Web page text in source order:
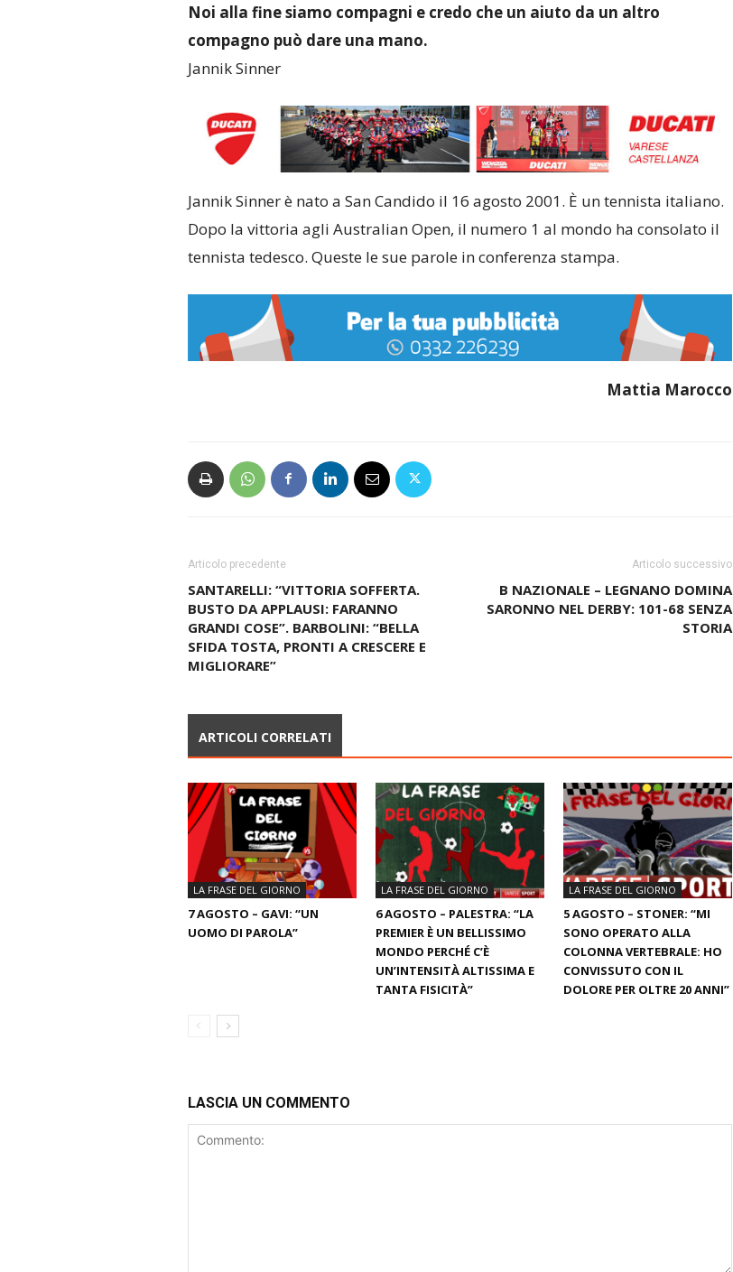
Noi alla fine siamo compagni e credo che un aiuto da un altro
compagno può dare una mano.
Jannik Sinner
Jannik Sinner è nato a San Candido il 16 agosto 2001. È un tennista italiano.
Dopo la vittoria agli Australian Open, il numero 1 al mondo ha consolato il
tennista tedesco. Queste le sue parole in conferenza stampa.
Mattia Marocco
Articolo precedente
SANTARELLI: “VITTORIA SOFFERTA.
BUSTO DA APPLAUSI: FARANNO
GRANDI COSE”. BARBOLINI: “BELLA
SFIDA TOSTA, PRONTI A CRESCERE E
MIGLIORARE”
Articolo successivo
B NAZIONALE – LEGNANO DOMINA
SARONNO NEL DERBY: 101-68 SENZA
STORIA
ARTICOLI CORRELATI
LA FRASE DEL GIORNO
7 AGOSTO – GAVI: “UN
UOMO DI PAROLA”
LA FRASE DEL GIORNO
6 AGOSTO – PALESTRA: “LA
PREMIER È UN BELLISSIMO
MONDO PERCHÉ C’È
UN’INTENSITÀ ALTISSIMA E
TANTA FISICITÀ”
LA FRASE DEL GIORNO
5 AGOSTO – STONER: “MI
SONO OPERATO ALLA
COLONNA VERTEBRALE: HO
CONVISSUTO CON IL
DOLORE PER OLTRE 20 ANNI”
LASCIA UN COMMENTO